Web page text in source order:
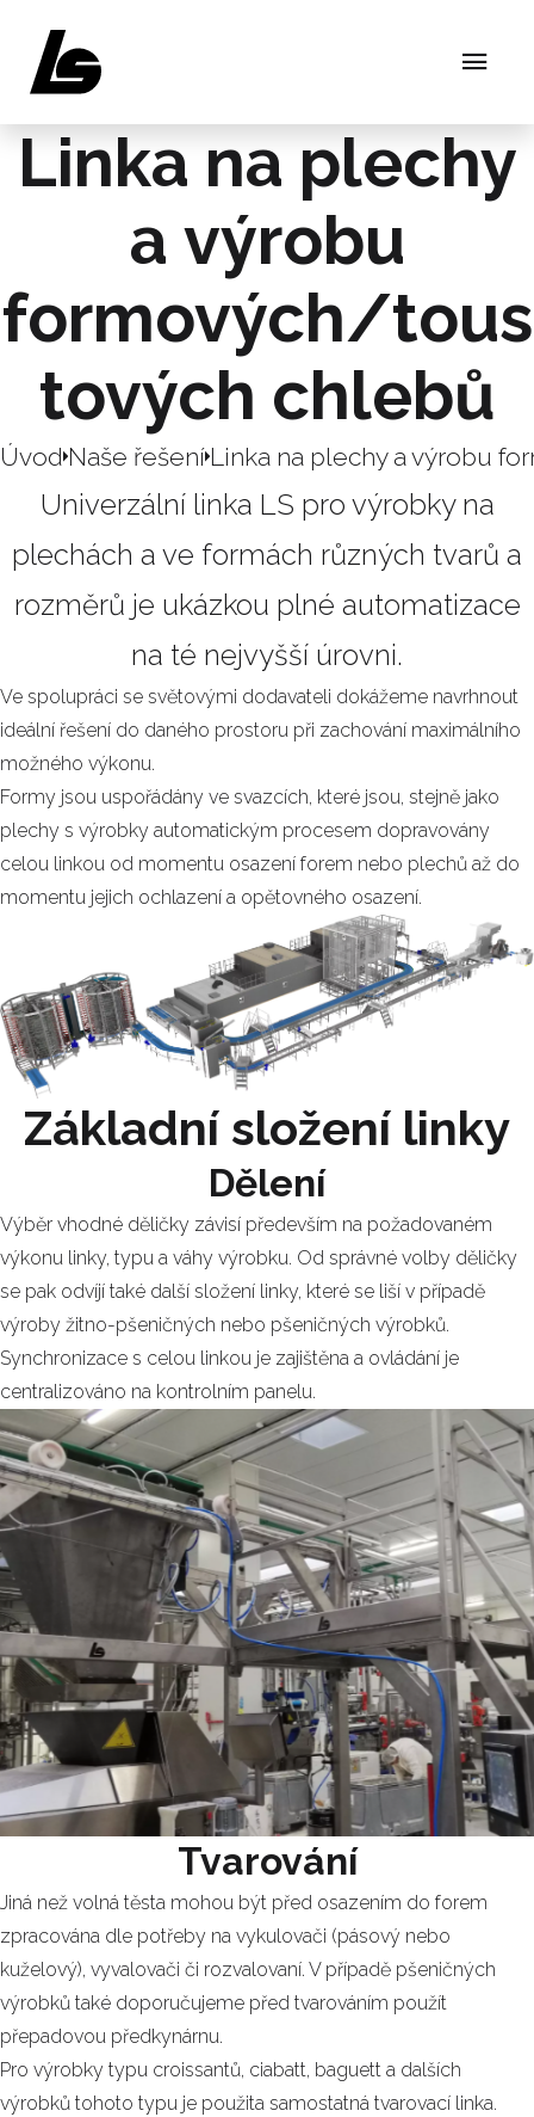
Linka na plechy
a výrobu
formových/tous
tových chlebů
Úvod Naše řešení
Univerzální linka LS pro výrobky na
plechách a ve formách různých tvarů a
rozměrů je ukázkou plné automatizace
na té nejvyšší úrovni.
Ve spolupráci se světovými dodavateli dokážeme navrhnout
ideální řešení do daného prostoru při zachování maximálního
možného výkonu.
Formy jsou uspořádány ve svazcích, které jsou, stejně jako
plechy s výrobky automatickým procesem dopravovány
celou linkou od momentu osazení forem nebo plechů až do
momentu jejich ochlazení a opětovného osazení.
Základní složení linky
Dělení
Výběr vhodné děličky závisí především na požadovaném
výkonu linky, typu a váhy výrobku. Od správné volby děličky
se pak odvíjí také další složení linky, které se liší v případě
výroby žitno-pšeničných nebo pšeničných výrobků.
Synchronizace s celou linkou je zajištěna a ovládání je
centralizováno na kontrolním panelu.
Tvarování
Jiná než volná těsta mohou být před osazením do forem
zpracována dle potřeby na vykulovači (pásový nebo
kuželový), vyvalovači či rozvalovaní. V případě pšeničných
výrobků také doporučujeme před tvarováním použít
přepadovou předkynárnu.
Pro výrobky typu croissantů, ciabatt, baguett a dalších
výrobků tohoto typu je použita samostatná tvarovací linka.